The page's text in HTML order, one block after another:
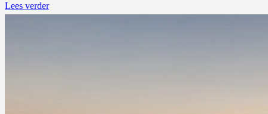
Lees verder